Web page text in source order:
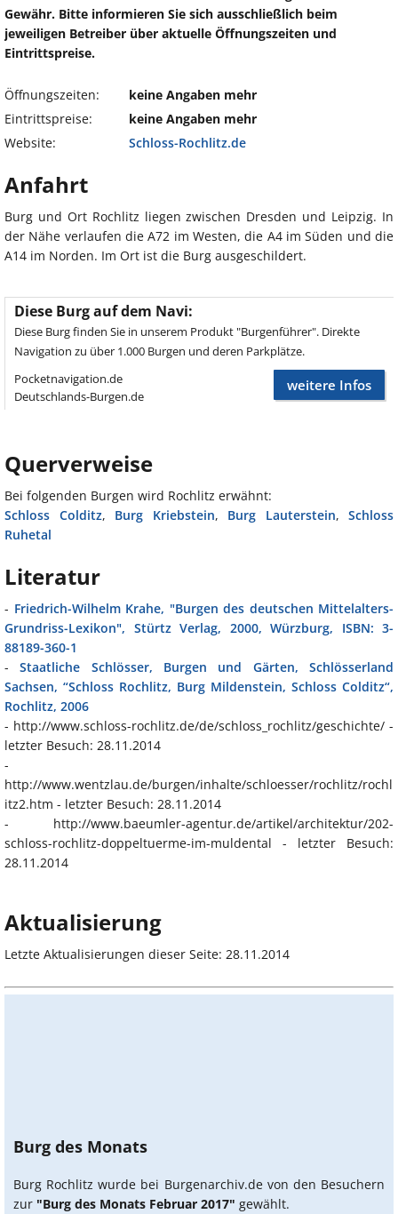
Gewähr. Bitte informieren Sie sich ausschließlich beim
jeweiligen Betreiber über aktuelle Öffnungszeiten und
Eintrittspreise.
Öffnungszeiten:
keine Angaben mehr
Eintrittspreise:
keine Angaben mehr
Website:
Schloss-Rochlitz.de
Anfahrt
Burg und Ort Rochlitz liegen zwischen Dresden und Leipzig. In
der Nähe verlaufen die A72 im Westen, die A4 im Süden und die
A14 im Norden. Im Ort ist die Burg ausgeschildert.
Diese Burg auf dem Navi:
Diese Burg finden Sie in unserem Produkt "Burgenführer". Direkte
Navigation zu über 1.000 Burgen und deren Parkplätze.
Pocketnavigation.de
Deutschlands-Burgen.de
weitere Infos
Querverweise
Bei folgenden Burgen wird Rochlitz erwähnt:
Schloss Colditz, Burg Kriebstein, Burg Lauterstein, Schloss
Ruhetal
Literatur
- Friedrich-Wilhelm Krahe, "Burgen des deutschen Mittelalters-
Grundriss-Lexikon", Stürtz Verlag, 2000, Würzburg, ISBN: 3-
88189-360-1
-Staatliche Schlösser, Burgen und Gärten, Schlösserland
Sachsen, “Schloss Rochlitz, Burg Mildenstein, Schloss Colditz“,
Rochlitz, 2006
- http://www.schloss-rochlitz.de/de/schloss_rochlitz/geschichte/ -
letzter Besuch: 28.11.2014
-
http://www.wentzlau.de/burgen/inhalte/schloesser/rochlitz/rochl
itz2.htm - letzter Besuch: 28.11.2014
- http://www.baeumler-agentur.de/artikel/architektur/202-
schloss-rochlitz-doppeltuerme-im-muldental - letzter Besuch:
28.11.2014
Aktualisierung
Letzte Aktualisierungen dieser Seite: 28.11.2014
Burg des Monats
Burg Rochlitz wurde bei Burgenarchiv.de von den Besuchern
zur "Burg des Monats Februar 2017" gewählt.